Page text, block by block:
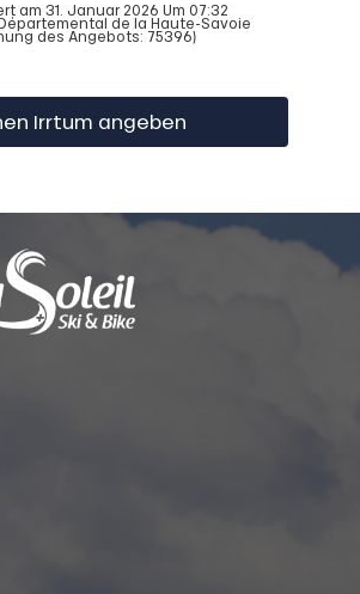
am 31. Januar 2026 Um 07:32
de la Haute-Savoie
des Angebots: 75396)
Irrtum angeben